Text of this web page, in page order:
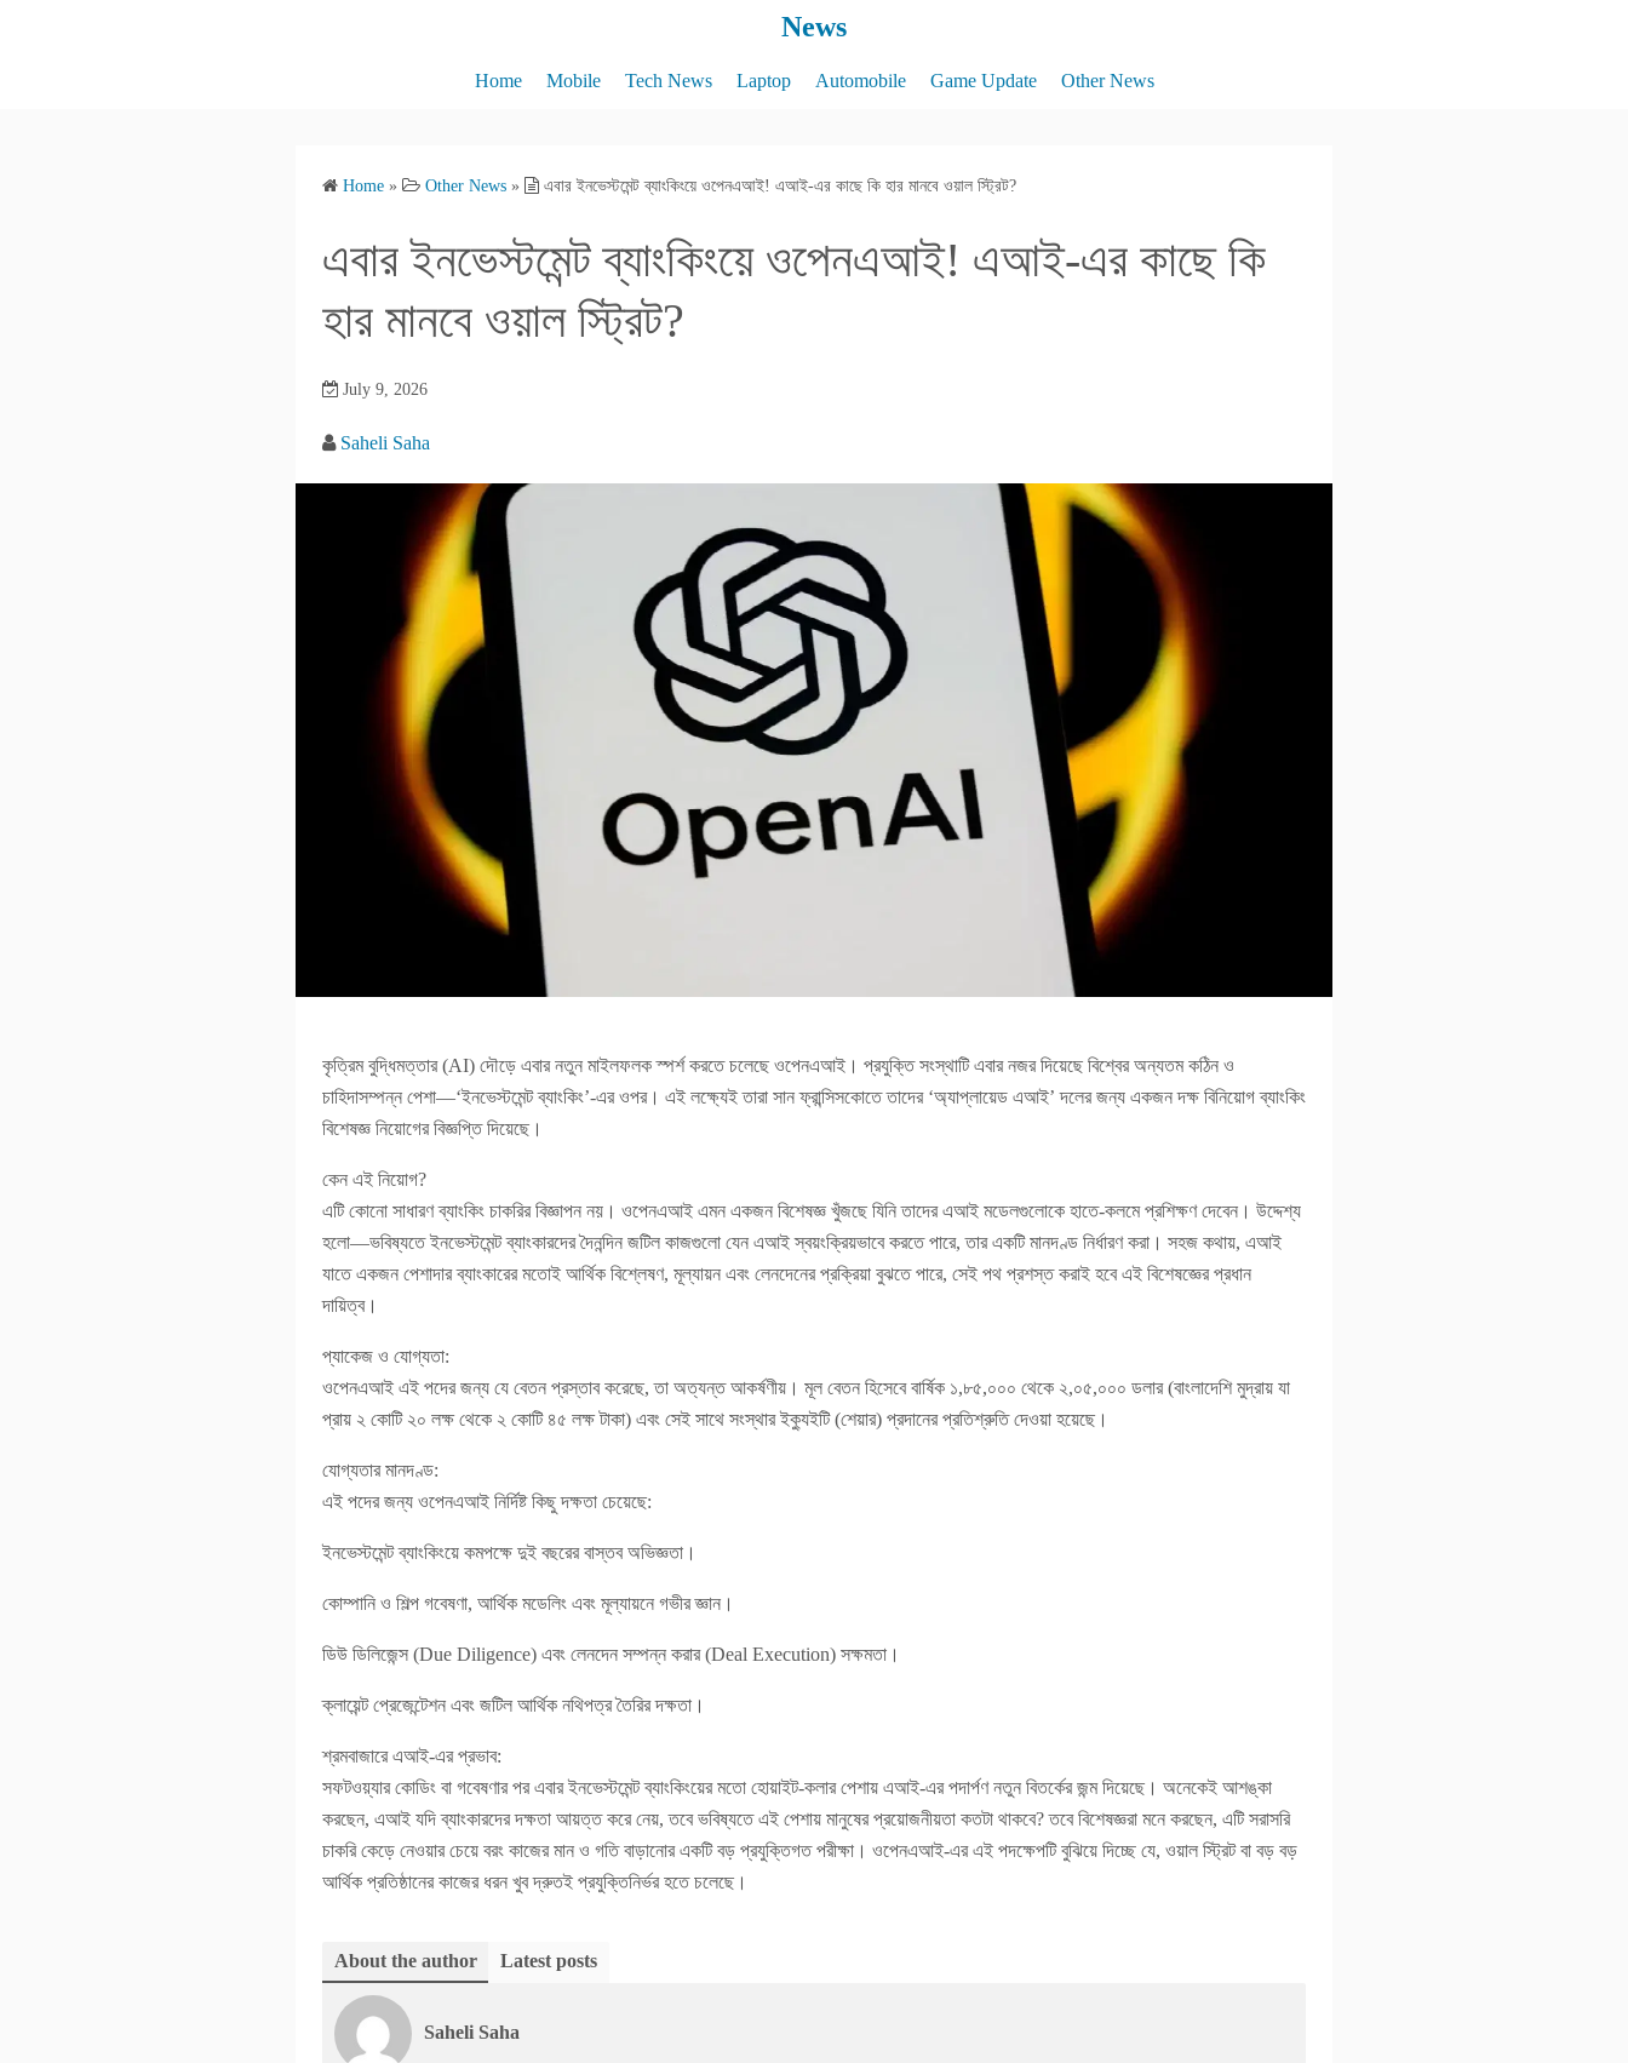
News
Home Mobile Tech News Laptop Automobile Game Update Other News
Home » Other News » এবার ইনভেস্টমেন্ট ব্যাংকিংয়ে ওপেনএআই! এআই-এর কাছে কি হার মানবে ওয়াল স্ট্রিট?
এবার ইনভেস্টমেন্ট ব্যাংকিংয়ে ওপেনএআই! এআই-এর কাছে কি
হার মানবে ওয়াল স্ট্রিট?
July 9, 2026
Saheli Saha
কৃত্রিম বুদ্ধিমত্তার (AI) দৌড়ে এবার নতুন মাইলফলক স্পর্শ করতে চলেছে ওপেনএআই। প্রযুক্তি সংস্থাটি এবার নজর দিয়েছে বিশ্বের অন্যতম কঠিন ও
চাহিদাসম্পন্ন পেশা—‘ইনভেস্টমেন্ট ব্যাংকিং’-এর ওপর। এই লক্ষ্যেই তারা সান ফ্রান্সিসকোতে তাদের ‘অ্যাপ্লায়েড এআই’ দলের জন্য একজন দক্ষ বিনিয়োগ ব্যাংকিং
বিশেষজ্ঞ নিয়োগের বিজ্ঞপ্তি দিয়েছে।
কেন এই নিয়োগ?
এটি কোনো সাধারণ ব্যাংকিং চাকরির বিজ্ঞাপন নয়। ওপেনএআই এমন একজন বিশেষজ্ঞ খুঁজছে যিনি তাদের এআই মডেলগুলোকে হাতে-কলমে প্রশিক্ষণ দেবেন। উদ্দেশ্য
হলো—ভবিষ্যতে ইনভেস্টমেন্ট ব্যাংকারদের দৈনন্দিন জটিল কাজগুলো যেন এআই স্বয়ংক্রিয়ভাবে করতে পারে, তার একটি মানদণ্ড নির্ধারণ করা। সহজ কথায়, এআই
যাতে একজন পেশাদার ব্যাংকারের মতোই আর্থিক বিশ্লেষণ, মূল্যায়ন এবং লেনদেনের প্রক্রিয়া বুঝতে পারে, সেই পথ প্রশস্ত করাই হবে এই বিশেষজ্ঞের প্রধান
দায়িত্ব।
প্যাকেজ ও যোগ্যতা:
ওপেনএআই এই পদের জন্য যে বেতন প্রস্তাব করেছে, তা অত্যন্ত আকর্ষণীয়। মূল বেতন হিসেবে বার্ষিক ১,৮৫,০০০ থেকে ২,০৫,০০০ ডলার (বাংলাদেশি মুদ্রায় যা
প্রায় ২ কোটি ২০ লক্ষ থেকে ২ কোটি ৪৫ লক্ষ টাকা) এবং সেই সাথে সংস্থার ইক্যুইটি (শেয়ার) প্রদানের প্রতিশ্রুতি দেওয়া হয়েছে।
যোগ্যতার মানদণ্ড:
এই পদের জন্য ওপেনএআই নির্দিষ্ট কিছু দক্ষতা চেয়েছে:
ইনভেস্টমেন্ট ব্যাংকিংয়ে কমপক্ষে দুই বছরের বাস্তব অভিজ্ঞতা।
কোম্পানি ও শিল্প গবেষণা, আর্থিক মডেলিং এবং মূল্যায়নে গভীর জ্ঞান।
ডিউ ডিলিজেন্স (Due Diligence) এবং লেনদেন সম্পন্ন করার (Deal Execution) সক্ষমতা।
ক্লায়েন্ট প্রেজেন্টেশন এবং জটিল আর্থিক নথিপত্র তৈরির দক্ষতা।
শ্রমবাজারে এআই-এর প্রভাব:
সফটওয়্যার কোডিং বা গবেষণার পর এবার ইনভেস্টমেন্ট ব্যাংকিংয়ের মতো হোয়াইট-কলার পেশায় এআই-এর পদার্পণ নতুন বিতর্কের জন্ম দিয়েছে। অনেকেই আশঙ্কা
করছেন, এআই যদি ব্যাংকারদের দক্ষতা আয়ত্ত করে নেয়, তবে ভবিষ্যতে এই পেশায় মানুষের প্রয়োজনীয়তা কতটা থাকবে? তবে বিশেষজ্ঞরা মনে করছেন, এটি সরাসরি
চাকরি কেড়ে নেওয়ার চেয়ে বরং কাজের মান ও গতি বাড়ানোর একটি বড় প্রযুক্তিগত পরীক্ষা। ওপেনএআই-এর এই পদক্ষেপটি বুঝিয়ে দিচ্ছে যে, ওয়াল স্ট্রিট বা বড় বড়
আর্থিক প্রতিষ্ঠানের কাজের ধরন খুব দ্রুতই প্রযুক্তিনির্ভর হতে চলেছে।
About the author Latest posts
Saheli Saha